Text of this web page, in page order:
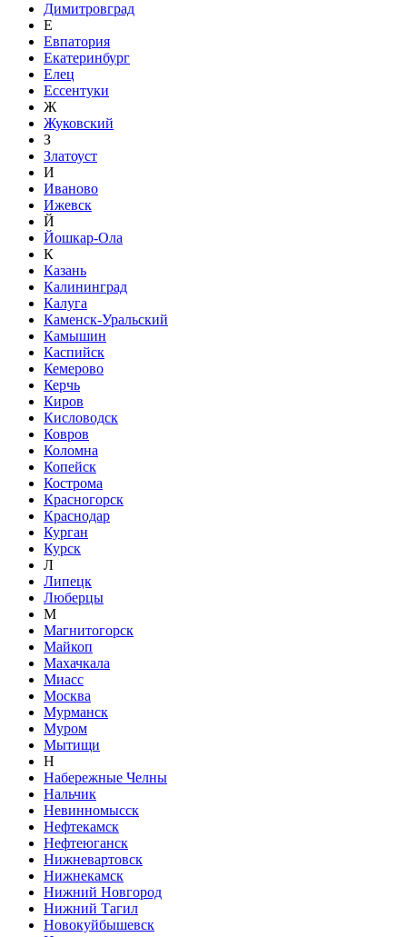
Димитровград
Е
Евпатория
Екатеринбург
Елец
Ессентуки
Ж
Жуковский
З
Златоуст
И
Иваново
Ижевск
Й
Йошкар-Ола
К
Казань
Калининград
Калуга
Каменск-Уральский
Камышин
Каспийск
Кемерово
Керчь
Киров
Кисловодск
Ковров
Коломна
Копейск
Кострома
Красногорск
Краснодар
Курган
Курск
Л
Липецк
Люберцы
М
Магнитогорск
Майкоп
Махачкала
Миасс
Москва
Мурманск
Муром
Мытищи
Н
Набережные Челны
Нальчик
Невинномысск
Нефтекамск
Нефтеюганск
Нижневартовск
Нижнекамск
Нижний Новгород
Нижний Тагил
Новокуйбышевск